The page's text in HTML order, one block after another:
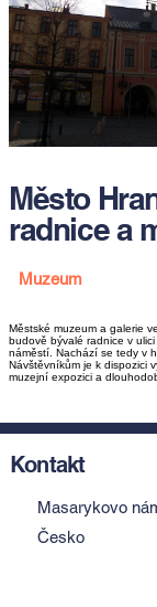
Město
radnice a
Muzeum
Městské muzeum a galerie
budově bývalé radnice v
náměstí. Nachází se tedy v
Návštěvníkům je k dispozici
muzejní expozici a
Kontakt
Masarykovo
Česko